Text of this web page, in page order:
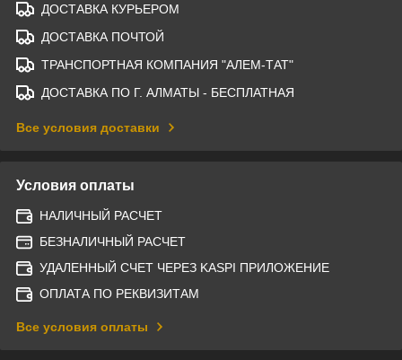
ДОСТАВКА КУРЬЕРОМ
ДОСТАВКА ПОЧТОЙ
ТРАНСПОРТНАЯ КОМПАНИЯ "АЛЕМ-ТАТ"
ДОСТАВКА ПО Г. АЛМАТЫ - БЕСПЛАТНАЯ
Все условия доставки
Условия оплаты
НАЛИЧНЫЙ РАСЧЕТ
БЕЗНАЛИЧНЫЙ РАСЧЕТ
УДАЛЕННЫЙ СЧЕТ ЧЕРЕЗ KASPI ПРИЛОЖЕНИЕ
ОПЛАТА ПО РЕКВИЗИТАМ
Все условия оплаты